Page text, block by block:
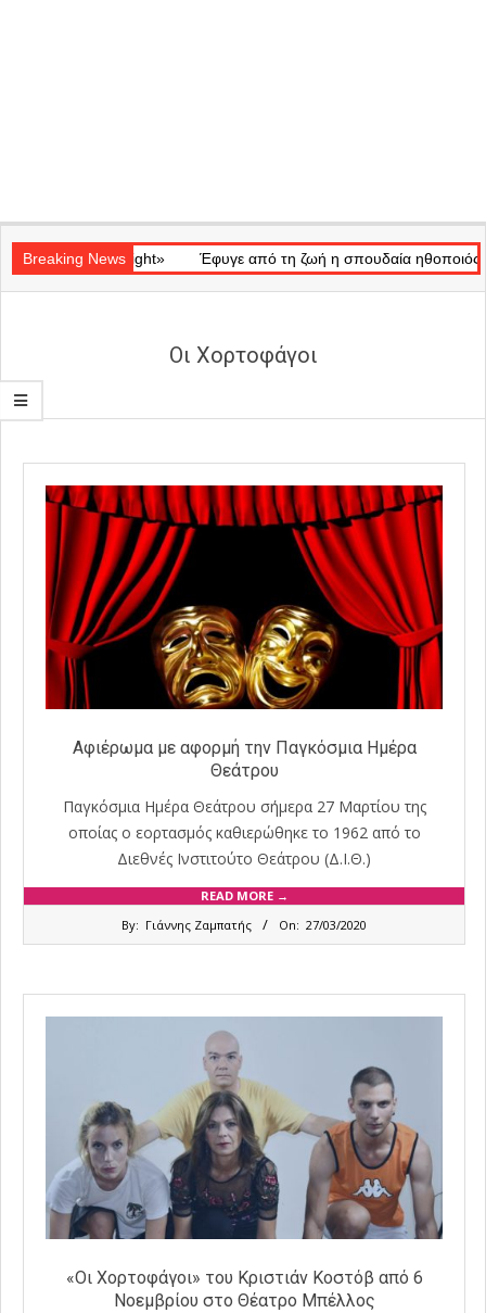
Navigation
Menu
Breaking News
«Ray of Light» Έφυγε από τη ζωή η σπουδαία ηθοποιός Μάρω
Οι Χορτοφάγοι
Αφιέρωμα με αφορμή την Παγκόσμια Ημέρα
Θεάτρου
Παγκόσμια Ημέρα Θεάτρου σήμερα 27 Μαρτίου της
οποίας ο εορτασμός καθιερώθηκε το 1962 από το
Διεθνές Ινστιτούτο Θεάτρου (Δ.Ι.Θ.)
READ MORE →
By: Γιάννης Ζαμπατής On: 27/03/2020
«Οι Χορτοφάγοι» του Κριστιάν Κοστόβ από 6
Νοεμβρίου στο Θέατρο Μπέλλος